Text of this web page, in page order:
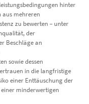
hinter
aus mehreren
zu bewerten – unter
der
Beschläge an
sowie dessen
in die langfristige
einer Enttäuschung der
minderwertigen